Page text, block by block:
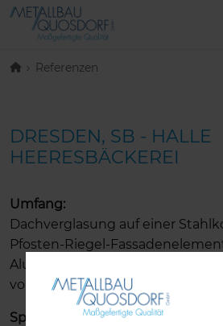
Referenzen
DRESDEN, SB - HALLE
HEERESBÄCKEREI
Umfang:
Dachverglasung auf einer
Pfosten-Riegel-
Aluminiumtüren
vorgehangene, hinterlüftete
Spezifikationen: